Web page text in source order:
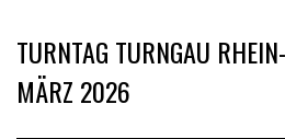
TURNTAG TURNGAU
MÄRZ 2026